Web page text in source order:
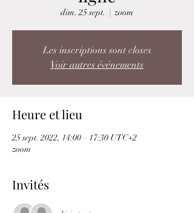
dim. 25 sept.
  |
zoom
Les inscriptions sont closes
Voir autres événements
Heure et lieu
25 sept. 2022, 14:00 – 17:30 UTC+2
zoom
Invités